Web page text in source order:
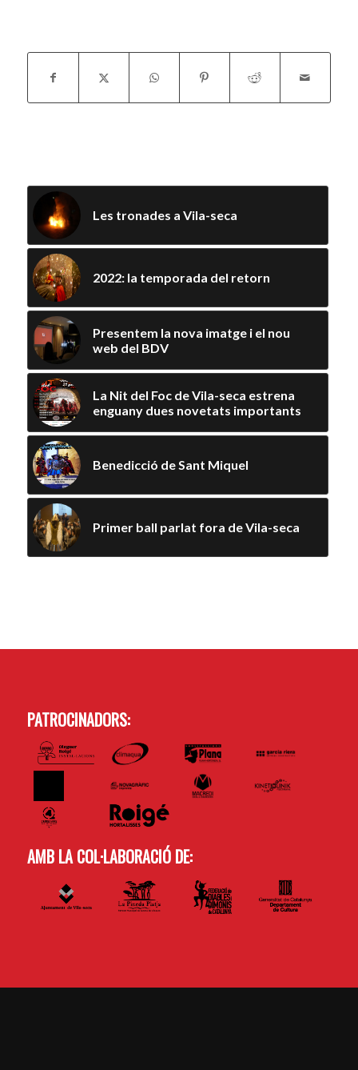
Les tronades a Vila-seca
2022: la temporada del retorn
Presentem la nova imatge i el nou
web del BDV
La Nit del Foc de Vila-seca estrena
enguany dues novetats importants
Benedicció de Sant Miquel
Primer ball parlat fora de Vila-seca
PATROCINADORS:
AMB LA COL·LABORACIÓ DE: